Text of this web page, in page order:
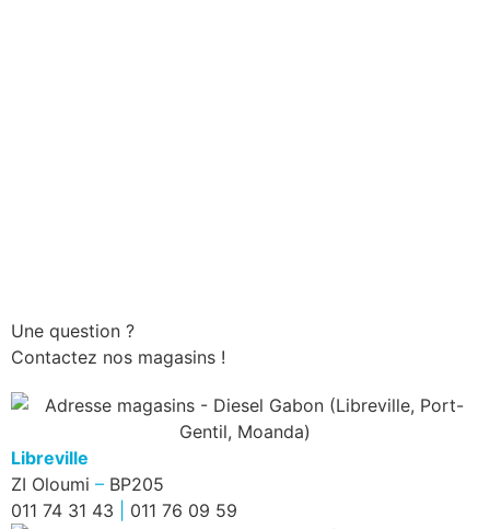
Une question ?
Contactez nos magasins !
Libreville
ZI Oloumi – BP205
011 74 31 43
011 76 09 59